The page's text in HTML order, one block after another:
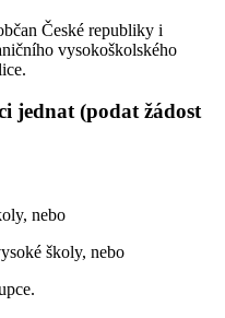
České republiky i
vysokoškolského
jednat (podat žádost
nebo
školy, nebo